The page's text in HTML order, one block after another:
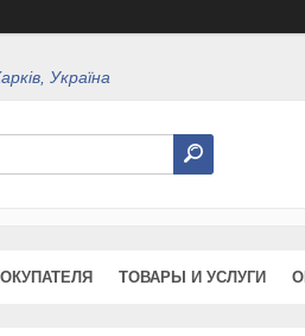
Україна
ТОВАРЫ И УСЛУГИ